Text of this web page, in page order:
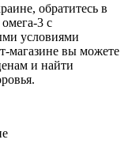
обратитесь в
3 с
условиями
магазине вы можете
и найти